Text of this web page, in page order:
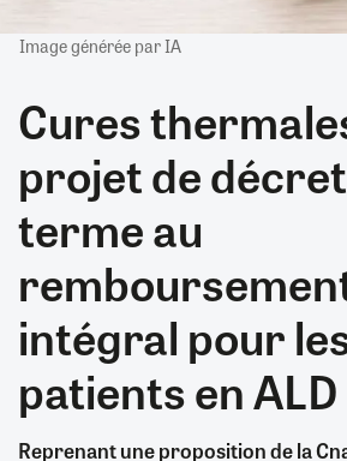
Image générée par IA
Cures
projet de
terme au
intégral pour
patients en ALD
Reprenant une proposition de la